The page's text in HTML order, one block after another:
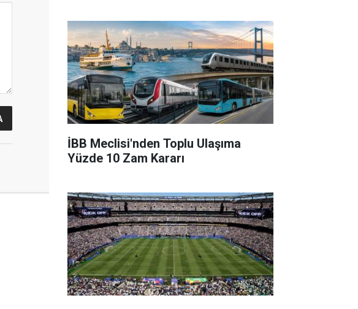
İBB Meclisi'nden Toplu Ulaşıma
Yüzde 10 Zam Kararı